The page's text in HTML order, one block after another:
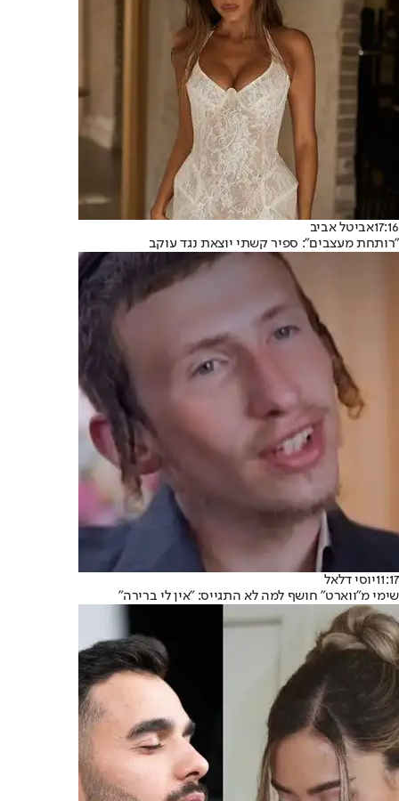
17:16אביטל אביב
״רותחת מעצבים״: ספיר קשתי יוצאת נגד עוקב
11:17יוסי דלאל
שימי מ"ווארט" חושף למה לא התגייס: "אין לי ברירה"